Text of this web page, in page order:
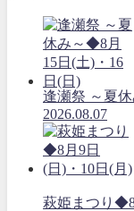
逢瀬祭 ～夏
2026.08.07
萩姫まつり